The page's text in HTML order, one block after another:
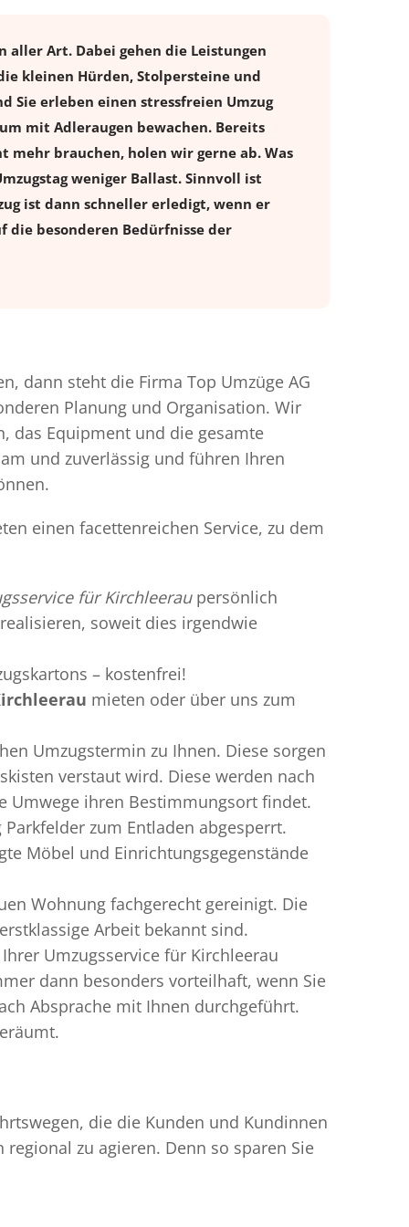
aller Art. Dabei gehen die Leistungen
kleinen Hürden, Stolpersteine und
Sie erleben einen stressfreien Umzug
mit Adleraugen bewachen. Bereits
mehr brauchen, holen wir gerne ab. Was
weniger Ballast. Sinnvoll ist
ist dann schneller erledigt, wenn er
die besonderen Bedürfnisse der
dann steht die Firma Top Umzüge AG
Planung und Organisation. Wir
das Equipment und die gesamte
und zuverlässig und führen Ihren
einen facettenreichen Service, zu dem
für Kirchleeraupersönlich
soweit dies irgendwie
– kostenfrei!
mieten oder über uns zum
Umzugstermin zu Ihnen. Diese sorgen
verstaut wird. Diese werden nach
Umwege ihren Bestimmungsort findet.
zum Entladen abgesperrt.
Möbel und Einrichtungsgegenstände
Wohnung fachgerecht gereinigt. Die
Arbeit bekannt sind.
Umzugsservice für Kirchleerau
dann besonders vorteilhaft, wenn Sie
Absprache mit Ihnen durchgeführt.
die die Kunden und Kundinnen
zu agieren. Denn so sparen Sie